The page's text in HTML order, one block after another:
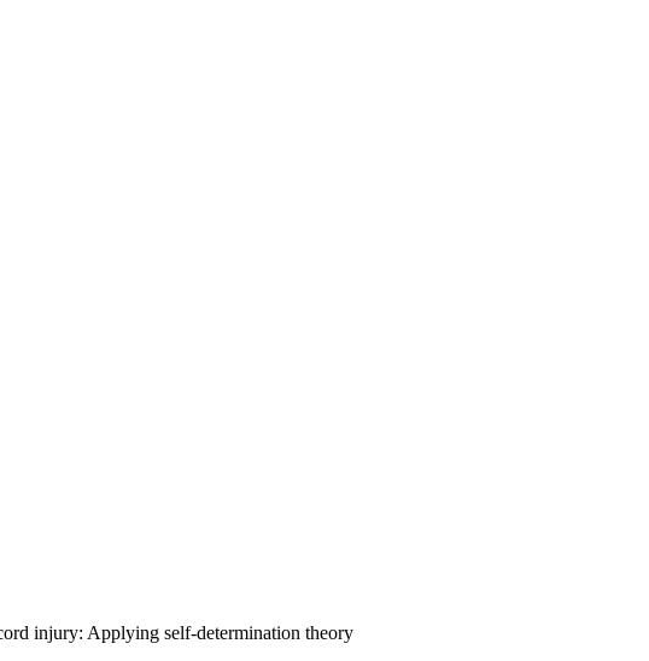
injury: Applying self-determination theory